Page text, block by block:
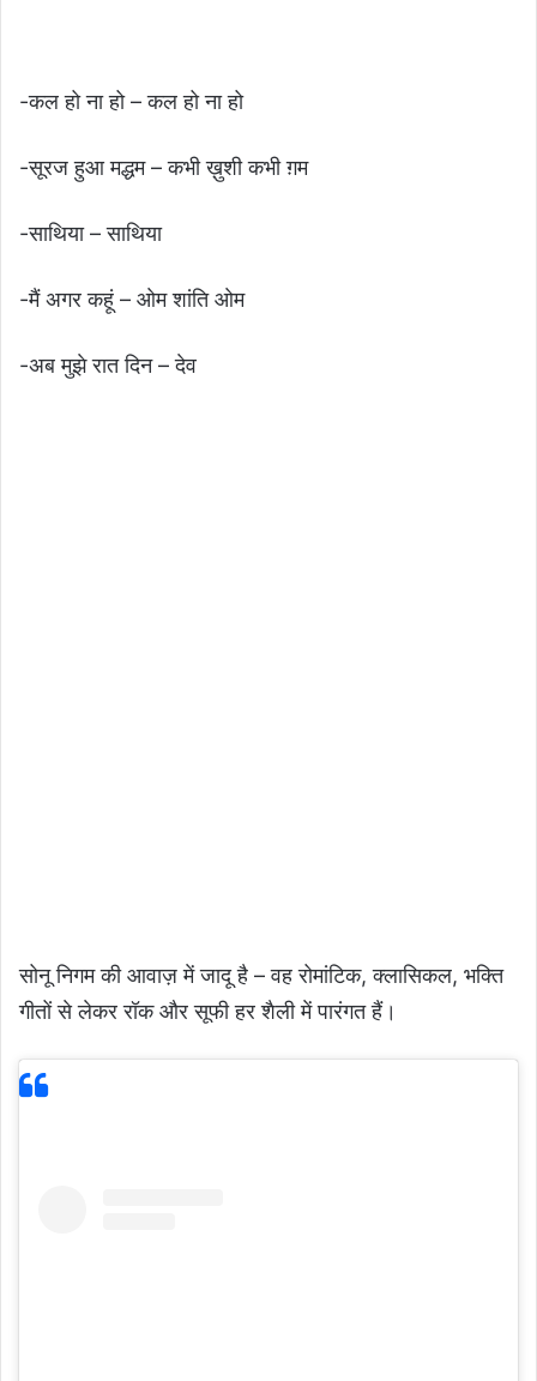
-कल हो ना हो – कल हो ना हो
-सूरज हुआ मद्धम – कभी ख़ुशी कभी ग़म
-साथिया – साथिया
-मैं अगर कहूं – ओम शांति ओम
-अब मुझे रात दिन – देव
सोनू निगम की आवाज़ में जादू है – वह रोमांटिक, क्लासिकल, भक्ति
गीतों से लेकर रॉक और सूफी हर शैली में पारंगत हैं।